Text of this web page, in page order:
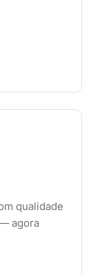
qualidade
agora